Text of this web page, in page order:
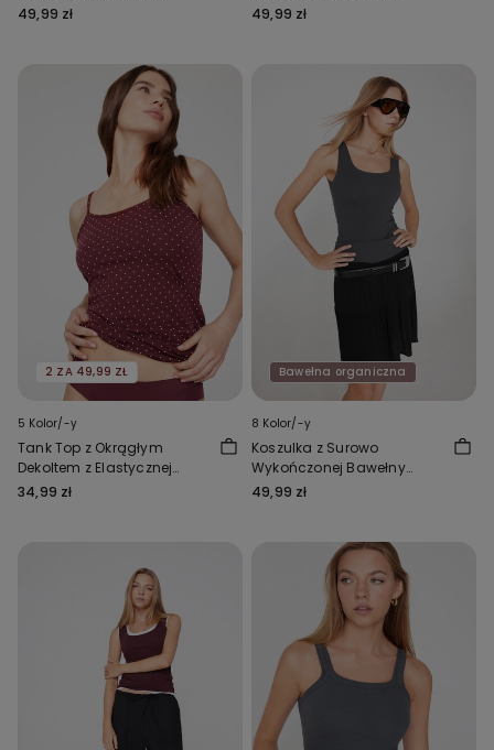
49,99 zł
49,99 zł
2 ZA 49,99 ZŁ
5 Kolor/-y
Tank Top z Okrągłym
Dekoltem z Elastycznej
Bawełny
34,99 zł
Bawełna organiczna
8 Kolor/-y
Koszulka z Surowo
Wykończonej Bawełny
Organicznej
49,99 zł